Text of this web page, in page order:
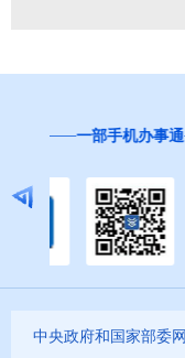
中央政府和国家部委